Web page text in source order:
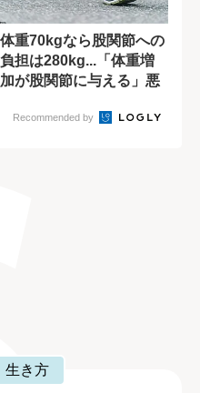
体重70kgなら股関節への
負担は280kg...「体重増
加が股関節に与える」悪
Recommended by
生き方